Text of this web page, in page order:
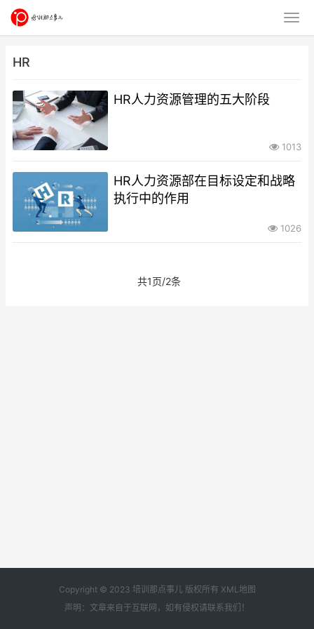
HR
HR人力资源管理的五大阶段
1013
HR人力资源部在目标设定和战略
执行中的作用
1026
共1页/2条
Copyright © 2023 培训那点事儿 版权所有 XML地图
声明：文章来自于互联网，如有侵权请联系我们 ！